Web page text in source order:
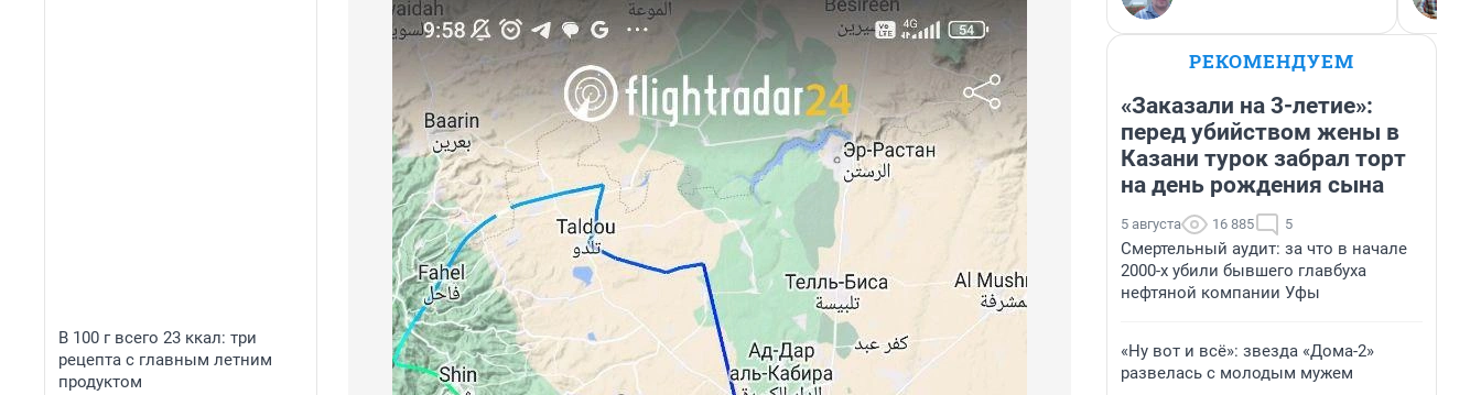
В 100 г всего 23 ккал: три
рецепта с главным летним
продуктом
РЕКОМЕНДУЕМ
«Заказали на 3-летие»:
перед убийством жены в
Казани турок забрал торт
на день рождения сына
5 августа 16 885 5
Смертельный аудит: за что в начале
2000-х убили бывшего главбуха
нефтяной компании Уфы
«Ну вот и всё»: звезда «Дома-2»
развелась с молодым мужем